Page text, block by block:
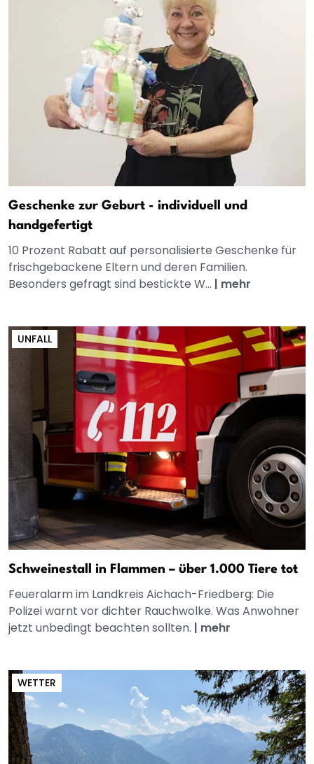
Geschenke zur Geburt - individuell und
handgefertigt
10 Prozent Rabatt auf personalisierte Geschenke für
frischgebackene Eltern und deren Familien.
Besonders gefragt sind bestickte W... | mehr
UNFALL
Schweinestall in Flammen – über 1.000 Tiere tot
Feueralarm im Landkreis Aichach-Friedberg: Die
Polizei warnt vor dichter Rauchwolke. Was Anwohner
jetzt unbedingt beachten sollten. | mehr
WETTER